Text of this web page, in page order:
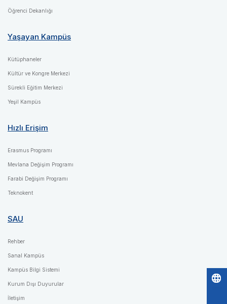
Öğrenci Dekanlığı
Yaşayan Kampüs
Kütüphaneler
Kültür ve Kongre Merkezi
Sürekli Eğitim Merkezi
Yeşil Kampüs
Hızlı Erişim
Erasmus Programı
Mevlana Değişim Programı
Farabi Değişim Programı
Teknokent
SAU
Rehber
Sanal Kampüs
Kampüs Bilgi Sistemi
Kurum Dışı Duyurular
İletişim